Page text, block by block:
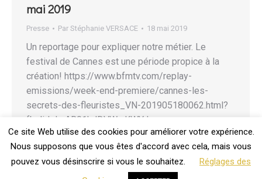
mai 2019
Presse Par Stéphanie VERSACE 18 mai 2019
Un reportage pour expliquer notre métier. Le
festival de Cannes est une période propice à la
création! https://www.bfmtv.com/replay-
emissions/week-end-premiere/cannes-les-
secrets-des-fleuristes_VN-201905180062.html?
fbclid=IwAR01kdDVWwKWYJ-
EoSjag7dcUZ8N5dH5DYTPt7GqSRulJpA1RS0NsdtZ09g
Ce site Web utilise des cookies pour améliorer votre expérience.
Nous supposons que vous êtes d'accord avec cela, mais vous
pouvez vous désinscrire si vous le souhaitez.
Réglages des